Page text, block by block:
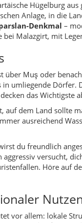
du freundlich
aggressiv versucht,
Höre auf
Nutzen
vor allem: lokale
kauft, sorgt
direkter Einkauf ist
Burgruinen
sauber halten.
wahre Wunder.
von
suchen –